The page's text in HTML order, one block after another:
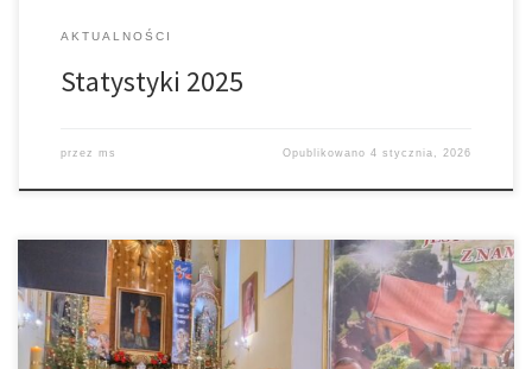
AKTUALNOŚCI
Statystyki 2025
przez ms Opublikowano4 stycznia, 2026
Pierwsza niedziela po świętach to Niedziela Świętej Rodziny z
Nazaretu. Modlimy się za rodziny naszej parafii, aby były Bogiem